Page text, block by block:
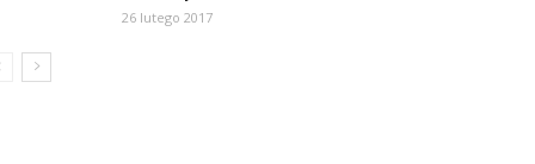
26 lutego 2017